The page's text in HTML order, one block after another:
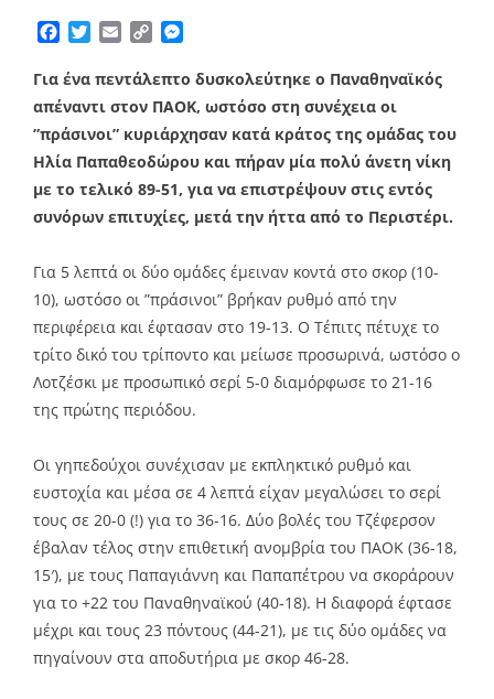
Facebook
TwitterEmailCopy
Για ένα πεντάλεπτο δυσκολεύτηκε ο Παναθηναϊκός
απέναντι στον ΠΑΟΚ, ωστόσο στη συνέχεια οι
”πράσινοι” κυριάρχησαν κατά κράτος της ομάδας του
Ηλία Παπαθεοδώρου και πήραν μία πολύ άνετη νίκη
με το τελικό 89-51, για να επιστρέψουν στις εντός
συνόρων επιτυχίες, μετά την ήττα από το Περιστέρι.
Για 5 λεπτά οι δύο ομάδες έμειναν κοντά στο σκορ (10-
10), ωστόσο οι ”πράσινοι” βρήκαν ρυθμό από την
περιφέρεια και έφτασαν στο 19-13. Ο Τέπιτς πέτυχε το
τρίτο δικό του τρίποντο και μείωσε προσωρινά, ωστόσο ο
Λοτζέσκι με προσωπικό σερί 5-0 διαμόρφωσε το 21-16
της πρώτης περιόδου.
Οι γηπεδούχοι συνέχισαν με εκπληκτικό ρυθμό και
ευστοχία και μέσα σε 4 λεπτά είχαν μεγαλώσει το σερί
τους σε 20-0 (!) για το 36-16. Δύο βολές του Τζέφερσον
έβαλαν τέλος στην επιθετική ανομβρία του ΠΑΟΚ (36-18,
15′), με τους Παπαγιάννη και Παπαπέτρου να σκοράρουν
για το +22 του Παναθηναϊκού (40-18). Η διαφορά έφτασε
μέχρι και τους 23 πόντους (44-21), με τις δύο ομάδες να
πηγαίνουν στα αποδυτήρια με σκορ 46-28.